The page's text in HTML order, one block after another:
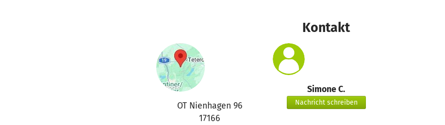
Kontakt
OT Nienhagen 96
17166
Simone C.
Nachricht schreiben